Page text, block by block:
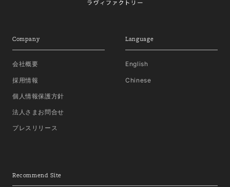
Company
会社概要
採用情報
個人情報保護方針
法人さまお問合せ
プレスリリース
Language
English
Chinese
Recommend Site